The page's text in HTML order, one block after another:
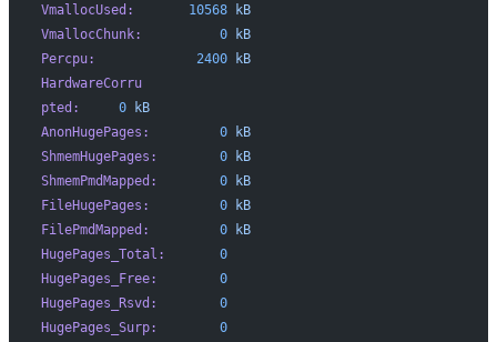
VmallocUsed:
       10568
kB
VmallocChunk:
          0
kB
Percpu:
             2400
kB
HardwareCorru
pted:
     0
kB
AnonHugePages:
         0
kB
ShmemHugePages:
        0
kB
ShmemPmdMapped:
        0
kB
FileHugePages:
         0
kB
FilePmdMapped:
         0
kB
HugePages_Total:
       0
HugePages_Free:
        0
HugePages_Rsvd:
        0
HugePages_Surp:
        0